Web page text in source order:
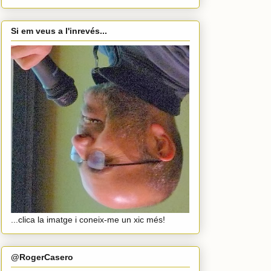
Si em veus a l'inrevés...
...clica la imatge i coneix-me un xic més!
@RogerCasero